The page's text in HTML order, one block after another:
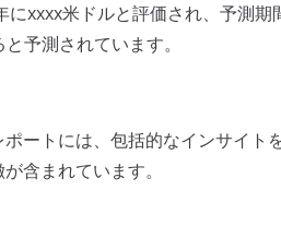
xxxx米ドルと評価され、予測期
予測されています。
ートには、包括的なインサイト
含まれています。